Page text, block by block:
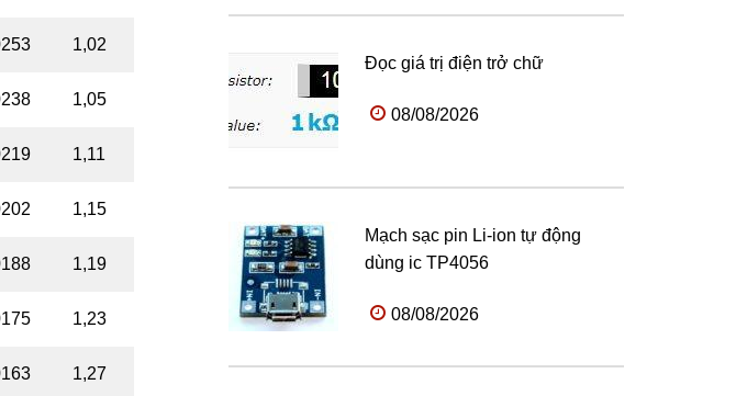
1,02
1,05
1,11
1,15
1,19
1,23
1,27
Đọc giá trị điện trở chữ
08/08/2026
Mạch sạc pin Li-ion tự động
dùng ic TP4056
08/08/2026